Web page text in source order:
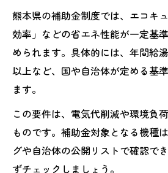
熊本県の補助金制度では、エコキ
効率」などの省エネ性能が一定基
められます。具体的には、年間給
以上など、国や自治体が定める基
ます。
この要件は、電気代削減や環境負
ものです。補助金対象となる機種
グや自治体の公開リストで確認で
ずチェックしましょう。